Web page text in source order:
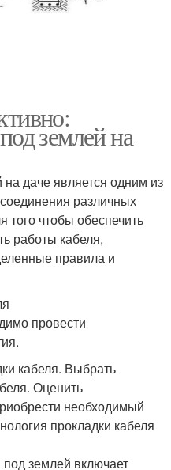
Бронированный кабель
землей на
даче является одним из
различных
того чтобы обеспечить
работы кабеля,
правила и
провести
кабеля. Выбрать
Оценить
необходимый
прокладки кабеля
под землей включает